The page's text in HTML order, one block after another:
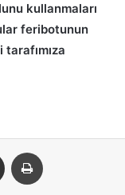
kullanmaları
feribotunun
E-posta ile paylaş